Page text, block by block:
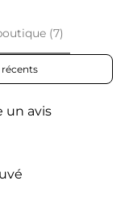
(7)
by
un avis